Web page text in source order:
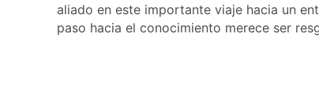
aliado en este importante viaje hacia un
paso hacia el conocimiento merece ser